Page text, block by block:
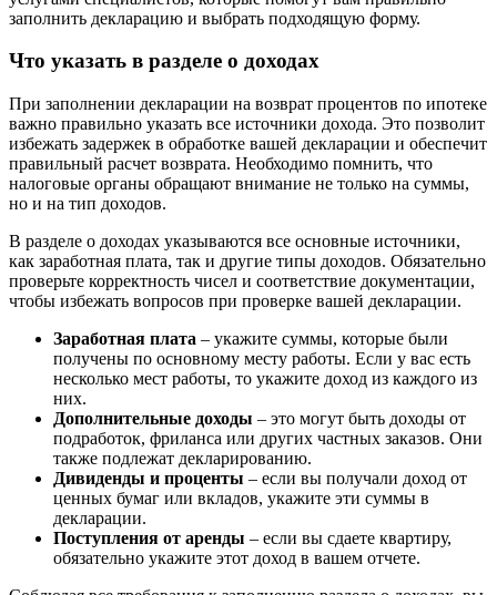
заполнить декларацию и выбрать подходящую форму.
Что указать в разделе о доходах
При заполнении декларации на возврат процентов по ипотеке
важно правильно указать все источники дохода. Это позволит
избежать задержек в обработке вашей декларации и обеспечит
правильный расчет возврата. Необходимо помнить, что
налоговые органы обращают внимание не только на суммы,
но и на тип доходов.
В разделе о доходах указываются все основные источники,
как заработная плата, так и другие типы доходов. Обязательно
проверьте корректность чисел и соответствие документации,
чтобы избежать вопросов при проверке вашей декларации.
Заработная плата – укажите суммы, которые были
получены по основному месту работы. Если у вас есть
несколько мест работы, то укажите доход из каждого из
них.
Дополнительные доходы – это могут быть доходы от
подработок, фриланса или других частных заказов. Они
также подлежат декларированию.
Дивиденды и проценты – если вы получали доход от
ценных бумаг или вкладов, укажите эти суммы в
декларации.
Поступления от аренды – если вы сдаете квартиру,
обязательно укажите этот доход в вашем отчете.